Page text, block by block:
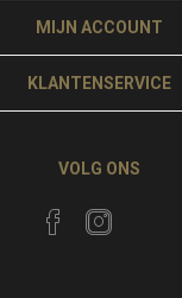
MIJN ACCOUNT
KLANTENSERVICE
VOLG ONS